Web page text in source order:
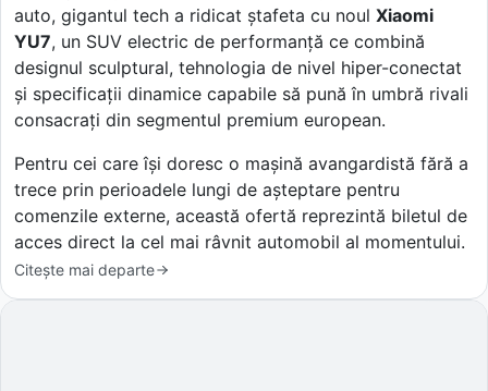
auto, gigantul tech a ridicat ștafeta cu noul Xiaomi
YU7, un SUV electric de performanță ce combină
designul sculptural, tehnologia de nivel hiper-conectat
și specificații dinamice capabile să pună în umbră rivali
consacrați din segmentul premium european.
Pentru cei care își doresc o mașină avangardistă fără a
trece prin perioadele lungi de așteptare pentru
comenzile externe, această ofertă reprezintă biletul de
acces direct la cel mai râvnit automobil al momentului.
Citește mai departe